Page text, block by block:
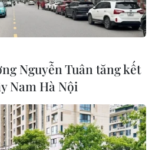
Nguyễn Tuân tăng kết
Nam Hà Nội